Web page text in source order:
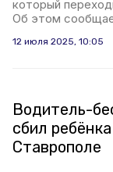
который
Об этом
12 июля 2025, 10:05
Водитель-
сбил
Ставрополе